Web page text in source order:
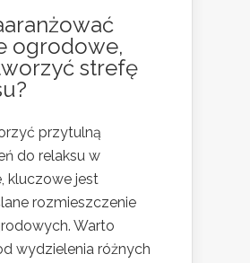
ogrodowe,
strefę
przytulną
do relaksu w
kluczowe jest
rozmieszczenie
Warto
wydzielenia różnych